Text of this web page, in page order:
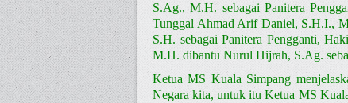
S.Ag., M.H. sebagai Panitera
Tunggal Ahmad Arif Daniel, S.H.I.,
S.H. sebagai Panitera Pengganti,
M.H. dibantu Nurul Hijrah, S.Ag.
Ketua MS Kuala Simpang
Negara kita, untuk itu Ketua MS